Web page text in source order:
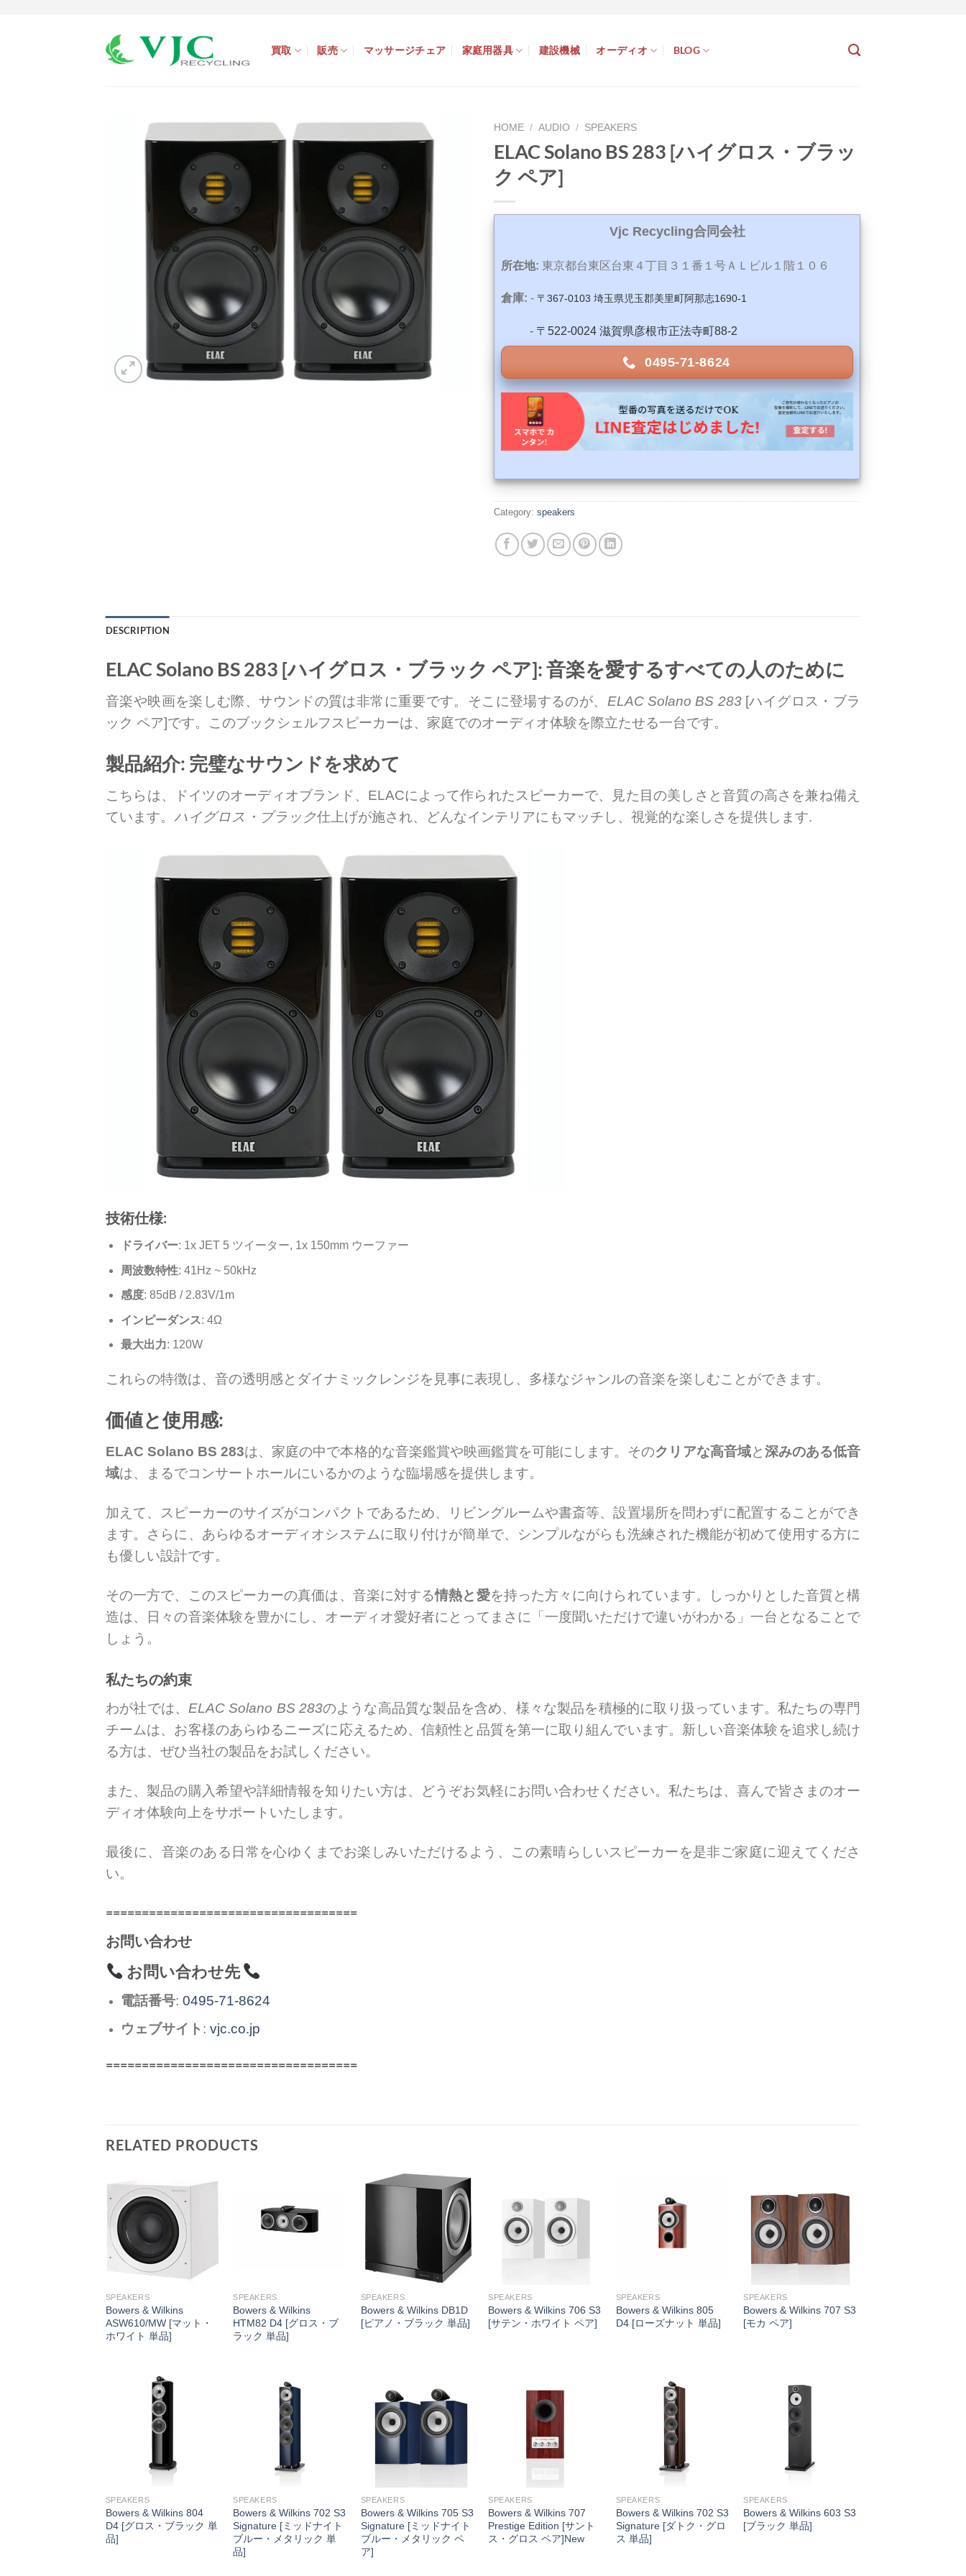
買取 販売 マッサージチェア 家庭用器具 建設機械 オーディオ BLOG
HOME / AUDIO / SPEAKERS
ELAC Solano BS 283 [ハイグロス・ブラッ
ク ペア]
Vjc Recycling合同会社
所在地: 東京都台東区台東４丁目３１番１号ＡＬビル１階１０６
倉庫: - 〒367-0103 埼玉県児玉郡美里町阿那志1690-1
- 〒522-0024 滋賀県彦根市正法寺町88-2
0495-71-8624
Category: speakers
DESCRIPTION
ELAC Solano BS 283 [ハイグロス・ブラック ペア]: 音楽を愛するすべての人のために
音楽や映画を楽しむ際、サウンドの質は非常に重要です。そこに登場するのが、 ELAC Solano BS 283[ハイグロス・ブラ
ック ペア]です。このブックシェルフスピーカーは、家庭でのオーディオ体験を際立たせる一台です。
製品紹介: 完璧なサウンドを求めて
こちらは、ドイツのオーディオブランド、ELACによって作られたスピーカーで、見た目の美しさと音質の高さを兼ね備え
ています。 ハイグロス・ブラック仕上げが施され、どんなインテリアにもマッチし、視覚的な楽しさを提供します.
技術仕様:
ドライバー: 1x JET 5 ツイーター, 1x 150mm ウーファー
周波数特性: 41Hz ~ 50kHz
感度: 85dB / 2.83V/1m
インピーダンス: 4Ω
最大出力: 120W
これらの特徴は、音の透明感とダイナミックレンジを見事に表現し、多様なジャンルの音楽を楽しむことができます。
価値と使用感:
ELAC Solano BS 283は、家庭の中で本格的な音楽鑑賞や映画鑑賞を可能にします。そのクリアな高音域と深みのある低音
域は、まるでコンサートホールにいるかのような臨場感を提供します。
加えて、スピーカーのサイズがコンパクトであるため、リビングルームや書斎等、設置場所を問わずに配置することができ
ます。さらに、あらゆるオーディオシステムに取り付けが簡単で、シンプルながらも洗練された機能が初めて使用する方に
も優しい設計です。
その一方で、このスピーカーの真価は、音楽に対する情熱と愛を持った方々に向けられています。しっかりとした音質と構
造は、日々の音楽体験を豊かにし、オーディオ愛好者にとってまさに「一度聞いただけで違いがわかる」一台となることで
しょう。
私たちの約束
わが社では、 ELAC Solano BS 283のような高品質な製品を含め、様々な製品を積極的に取り扱っています。私たちの専門
チームは、お客様のあらゆるニーズに応えるため、信頼性と品質を第一に取り組んでいます。新しい音楽体験を追求し続け
る方は、ぜひ当社の製品をお試しください。
また、製品の購入希望や詳細情報を知りたい方は、どうぞお気軽にお問い合わせください。私たちは、喜んで皆さまのオー
ディオ体験向上をサポートいたします。
最後に、音楽のある日常を心ゆくまでお楽しみいただけるよう、この素晴らしいスピーカーを是非ご家庭に迎えてくださ
い。
===================================
お問い合わせ
お問い合わせ先
電話番号: 0495-71-8624
ウェブサイト: vjc.co.jp
===================================
RELATED PRODUCTS
SPEAKERS
Bowers & Wilkins
ASW610/MW [マット・
ホワイト 単品]
SPEAKERS
Bowers & Wilkins
HTM82 D4 [グロス・ブ
ラック 単品]
SPEAKERS
Bowers & Wilkins DB1D
[ピアノ・ブラック 単品]
SPEAKERS
Bowers & Wilkins 706 S3
[サテン・ホワイト ペア]
SPEAKERS
Bowers & Wilkins 805
D4 [ローズナット 単品]
SPEAKERS
Bowers & Wilkins 707 S3
[モカ ペア]
SPEAKERS
Bowers & Wilkins 804
D4 [グロス・ブラック 単
品]
SPEAKERS
Bowers & Wilkins 702 S3
Signature [ミッドナイト
ブルー・メタリック 単
品]
SPEAKERS
Bowers & Wilkins 705 S3
Signature [ミッドナイト
ブルー・メタリック ペ
ア]
SPEAKERS
Bowers & Wilkins 707
Prestige Edition [サント
ス・グロス ペア]New
SPEAKERS
Bowers & Wilkins 702 S3
Signature [ダトク・グロ
ス 単品]
SPEAKERS
Bowers & Wilkins 603 S3
[ブラック 単品]